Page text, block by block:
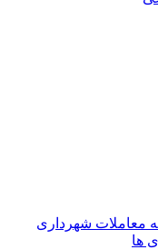
معاملات شهرداری
ها